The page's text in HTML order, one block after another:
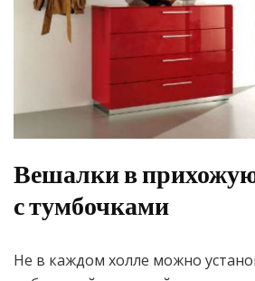
Вешалки в
с тумбочками
Не в каждом холле можно